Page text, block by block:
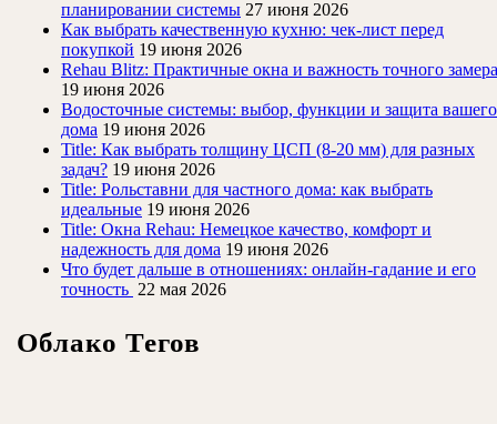
планировании системы 27 июня 2026
Как выбрать качественную кухню: чек-лист перед
покупкой 19 июня 2026
Rehau Blitz: Практичные окна и важность точного замера
19 июня 2026
Водосточные системы: выбор, функции и защита вашего
дома 19 июня 2026
Title: Как выбрать толщину ЦСП (8-20 мм) для разных
задач? 19 июня 2026
Title: Рольставни для частного дома: как выбрать
идеальные 19 июня 2026
Title: Окна Rehau: Немецкое качество, комфорт и
надежность для дома 19 июня 2026
Что будет дальше в отношениях: онлайн-гадание и его
точность 22 мая 2026
Облако Тегов